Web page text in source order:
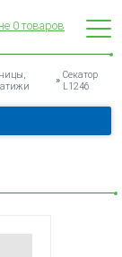
0товаров
» Секатор
L1246